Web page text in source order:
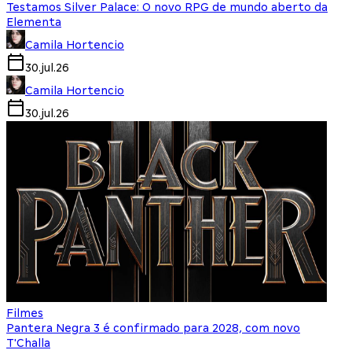
Testamos Silver Palace: O novo RPG de mundo aberto da
Elementa
Camila Hortencio
30.jul.26
Camila Hortencio
30.jul.26
Filmes
Pantera Negra 3 é confirmado para 2028, com novo
T'Challa